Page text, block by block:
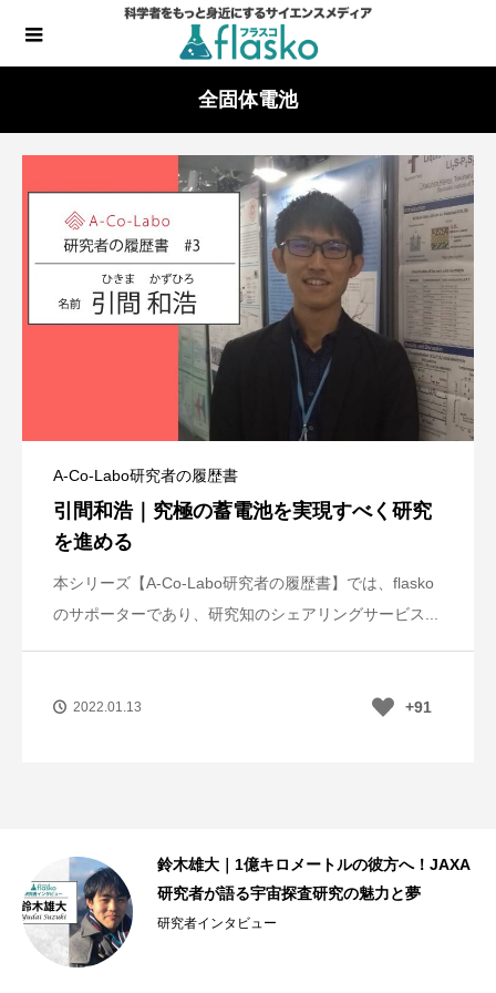
全固体電池
A-Co-Labo研究者の履歴書
引間和浩｜究極の蓄電池を実現すべく研究
を進める
本シリーズ【A-Co-Labo研究者の履歴書】では、flasko
のサポーターであり、研究知のシェアリングサービス...
2022.01.13 +91
鈴木雄大｜1億キロメートルの彼方へ！JAXA
研究者が語る宇宙探査研究の魅力と夢
研究者インタビュー